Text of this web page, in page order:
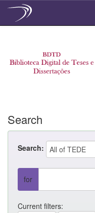
Search
Search:
for
Current filters: